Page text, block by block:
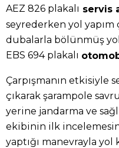
AEZ 826 plakalı servis
seyrederken yol yapım
dubalarla bölünmüş
EBS 694 plakalı
Çarpışmanın etkisiyle
çıkarak şarampole
yerine jandarma ve
ekibinin ilk
yaptığı manevrayla